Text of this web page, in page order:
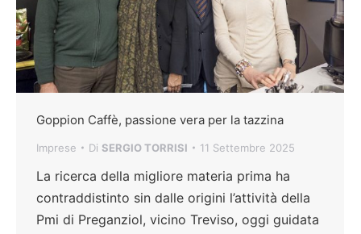
Goppion Caffè, passione vera per la tazzina
Imprese Di SERGIO TORRISI 11 Settembre 2025
La ricerca della migliore materia prima ha
contraddistinto sin dalle origini l’attività della
Pmi di Preganziol, vicino Treviso, oggi guidata